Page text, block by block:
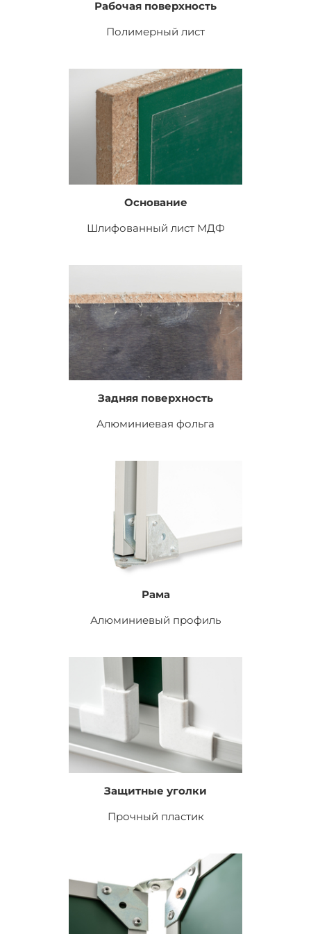
Рабочая поверхность
Полимерный лист
Основание
Шлифованный лист МДФ
Задняя поверхность
Алюминиевая фольга
Рама
Алюминиевый профиль
Защитные уголки
Прочный пластик